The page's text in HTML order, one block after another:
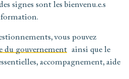
signes sont les bienvenu.e.s
vous pouvez
du gouvernement ainsi que le
accompagnement, aide